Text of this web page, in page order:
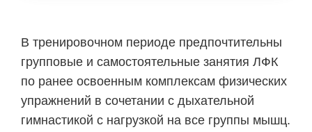
В тренировочном периоде предпочтительны
групповые и самостоятельные занятия ЛФК
по ранее освоенным комплексам физических
упражнений в сочетании с дыхательной
гимнастикой с нагрузкой на все группы мышц.